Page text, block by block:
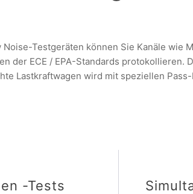
Noise-Testgeräten können Sie Kanäle
der ECE / EPA-Standards
Lastkraftwagen wird mit speziellen Pass-
-Tests